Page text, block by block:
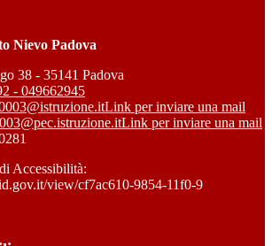
Nievo Padova
38 - 35141 Padova
- 049662945
Link per inviare una mail
Link per inviare una mail
Accessibilità:
view/cf7ac610-9854-11f0-9